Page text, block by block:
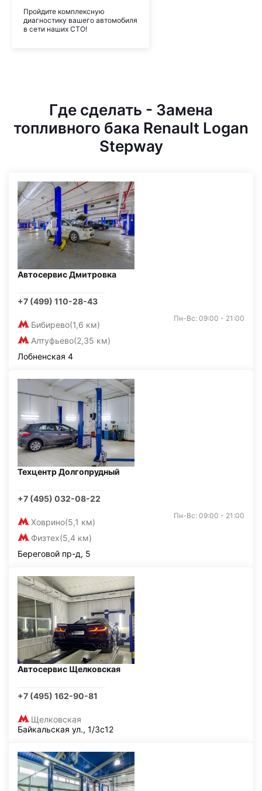
Пройдите комплексную
диагностику вашего автомобиля
в сети наших СТО!
Где сделать - Замена
топливного бака Renault Logan
Stepway
Автосервис Дмитровка
+7 (499) 110-28-43
Бибирево(1,6 км)
Алтуфьево(2,35 км)
Пн-Вс: 09:00 - 21:00
Лобненская 4
Техцентр Долгопрудный
+7 (495) 032-08-22
Ховрино(5,1 км)
Физтех(5,4 км)
Пн-Вс: 09:00 - 21:00
Береговой пр-д, 5
Автосервис Щелковская
+7 (495) 162-90-81
Щелковская
Байкальская ул., 1/3с12